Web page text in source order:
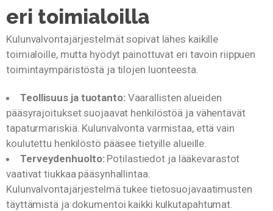
eri toimialoilla
Kulunvalvontajärjestelmät sopivat lähes kaikille
toimialoille, mutta hyödyt painottuvat eri tavoin riippuen
toimintaympäristöstä ja tilojen luonteesta.
Teollisuus ja tuotanto:Vaarallisten alueiden
pääsyrajoitukset suojaavat henkilöstöä ja vähentävät
tapaturmariskiä. Kulunvalvonta varmistaa, että vain
koulutettu henkilöstö pääsee tietyille alueille.
Terveydenhuolto:Potilastiedot ja lääkevarastot
vaativat tiukkaa pääsynhallintaa.
Kulunvalvontajärjestelmä tukee tietosuojavaatimusten
täyttämistä ja dokumentoi kaikki kulkutapahtumat.